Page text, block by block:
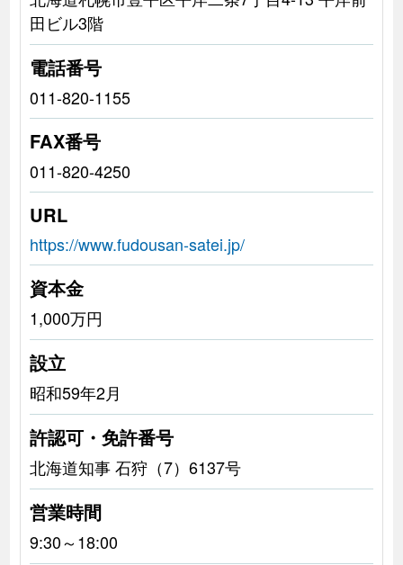
田ビル3階
電話番号
011-820-1155
FAX番号
011-820-4250
URL
https://www.fudousan-satei.jp/
資本金
1,000万円
設立
昭和59年2月
許認可・免許番号
北海道知事 石狩（7）6137号
営業時間
9:30～18:00